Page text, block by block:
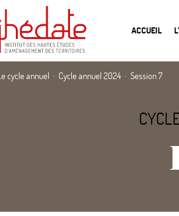
ACCUEIL
cycle annuel Cycle annuel 2024 Session 7